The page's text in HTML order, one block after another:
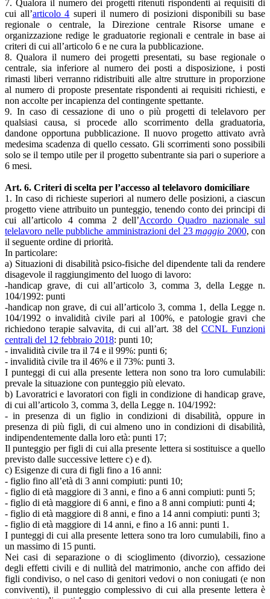
7. Qualora il numero dei progetti ritenuti rispondenti ai requisiti di
cui all’articolo 4 superi il numero di posizioni disponibili su base
regionale o centrale, la Direzione centrale Risorse umane e
organizzazione redige le graduatorie regionali e centrale in base ai
criteri di cui all’articolo 6 e ne cura la pubblicazione.
8. Qualora il numero dei progetti presentati, su base regionale o
centrale, sia inferiore al numero dei posti a disposizione, i posti
rimasti liberi verranno ridistribuiti alle altre strutture in proporzione
al numero di proposte presentate rispondenti ai requisiti richiesti, e
non accolte per incapienza del contingente spettante.
9. In caso di cessazione di uno o più progetti di telelavoro per
qualsiasi causa, si procede allo scorrimento della graduatoria,
dandone opportuna pubblicazione. Il nuovo progetto attivato avrà
medesima scadenza di quello cessato. Gli scorrimenti sono possibili
solo se il tempo utile per il progetto subentrante sia pari o superiore a
6 mesi.
Art. 6. Criteri di scelta per l’accesso al telelavoro domiciliare
1. In caso di richieste superiori al numero delle posizioni, a ciascun
progetto viene attribuito un punteggio, tenendo conto dei principi di
cui all’articolo 4 comma 2 dell’Accordo Quadro nazionale sul
telelavoro nelle pubbliche amministrazioni del 23 maggio 2000, con
il seguente ordine di priorità.
In particolare:
a) Situazioni di disabilità psico-fisiche del dipendente tali da rendere
disagevole il raggiungimento del luogo di lavoro:
-handicap grave, di cui all’articolo 3, comma 3, della Legge n.
104/1992: punti
-handicap non grave, di cui all’articolo 3, comma 1, della Legge n.
104/1992 o invalidità civile pari al 100%, e patologie gravi che
richiedono terapie salvavita, di cui all’art. 38 delCCNL Funzioni
centrali del 12 febbraio 2018: punti 10;
- invalidità civile tra il 74 e il 99%: punti 6;
- invalidità civile tra il 46% e il 73%: punti 3.
I punteggi di cui alla presente lettera non sono tra loro cumulabili:
prevale la situazione con punteggio più elevato.
b) Lavoratrici e lavoratori con figli in condizione di handicap grave,
di cui all’articolo 3, comma 3, della Legge n. 104/1992:
- in presenza di un figlio in condizioni di disabilità, oppure in
presenza di più figli, di cui almeno uno in condizioni di disabilità,
indipendentemente dalla loro età: punti 17;
Il punteggio per figli di cui alla presente lettera si sostituisce a quello
previsto dalle successive lettere c) e d).
c) Esigenze di cura di figli fino a 16 anni:
- figlio fino all’età di 3 anni compiuti: punti 10;
- figlio di età maggiore di 3 anni, e fino a 6 anni compiuti: punti 5;
- figlio di età maggiore di 6 anni, e fino a 8 anni compiuti: punti 4;
- figlio di età maggiore di 8 anni, e fino a 14 anni compiuti: punti 3;
- figlio di età maggiore di 14 anni, e fino a 16 anni: punti 1.
I punteggi di cui alla presente lettera sono tra loro cumulabili, fino a
un massimo di 15 punti.
Nei casi di separazione o di scioglimento (divorzio), cessazione
degli effetti civili e di nullità del matrimonio, anche con affido dei
figli condiviso, o nel caso di genitori vedovi o non coniugati (e non
conviventi), il punteggio complessivo di cui alla presente lettera è